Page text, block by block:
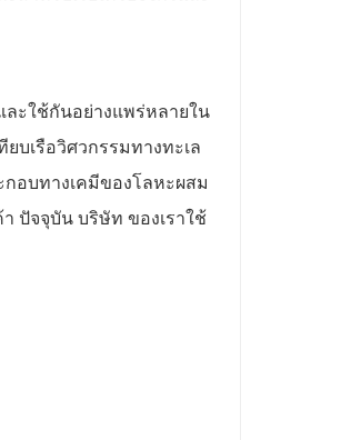
ละใช้กันอย่างแพร่หลายใน
บเรือวิศวกรรมทางทะเล
อบทางเคมีของโลหะผสม
ปัจจุบัน บริษัท ของเราใช้